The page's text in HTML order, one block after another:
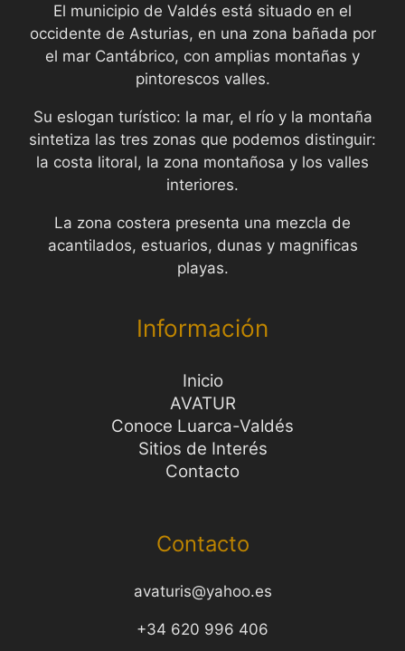
El municipio de Valdés está situado en el
occidente de Asturias, en una zona bañada por
el mar Cantábrico, con amplias montañas y
pintorescos valles.
Su eslogan turístico: la mar, el río y la montaña
sintetiza las tres zonas que podemos distinguir:
la costa litoral, la zona montañosa y los valles
interiores.
La zona costera presenta una mezcla de
acantilados, estuarios, dunas y magnificas
playas.
Información
Inicio
AVATUR
Conoce Luarca-Valdés
Sitios de Interés
Contacto
Contacto
avaturis@yahoo.es
+34 620 996 406